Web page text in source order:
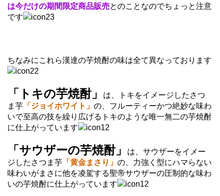
は今だけの期間限定商品販売とのことなのでちょっと注意
です
ちなみにこれら漢達の芋焼酎の味は全て異なっております
「トキの芋焼酎」
は、トキをイメージしたさつ
ま芋 「ジョイホワイト」 の、フルーティーかつ絶妙な味わ
いで至高の技を繰り広げるトキのような唯一無二の芋焼酎
に仕上がっています
「サウザーの芋焼酎」
は、サウザーをイメー
ジしたさつま芋 「黄金まさり」 の、力強く型にハマらない
味わいがまさに他を凌駕する聖帝サウザーの圧制的な味わ
いの芋焼酎に仕上がっています